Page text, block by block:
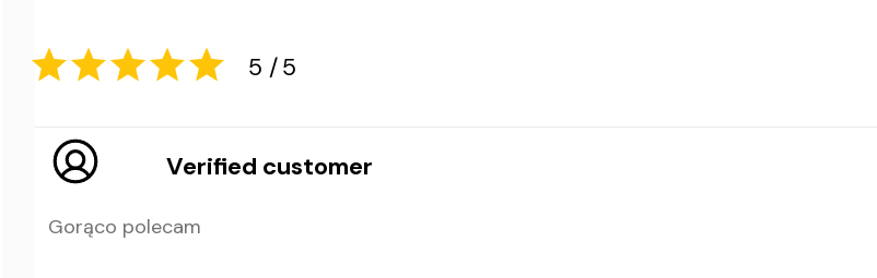
Verified customer
Gorąco polecam